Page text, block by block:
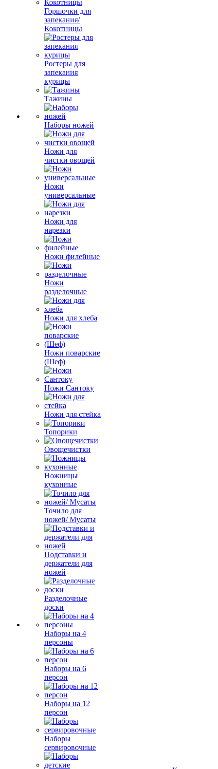
Горшочки для
запекания/
Кокотницы
Ростеры для
запекания
курицы
Тажины
Наборы ножей
Ножи для
чистки овощей
Ножи
универсальные
Ножи для
нарезки
Ножи филейные
Ножи
разделочные
Ножи для хлеба
Ножи поварские
(Шеф)
Ножи Сантоку
Ножи для стейка
Топорики
Овощечистки
Ножницы
кухонные
Точило для
ножей/ Мусаты
Подставки и
держатели для
ножей
Разделочные
доски
Наборы на 4
персоны
Наборы на 6
персон
Наборы на 12
персон
Наборы
сервировочные